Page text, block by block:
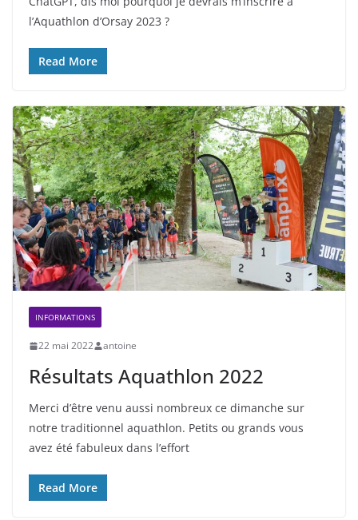
l’Aquathlon d’Orsay 2023 ?
Read More
INFORMATIONS
22 mai 2022 antoine
Résultats Aquathlon 2022
Merci d’être venu aussi nombreux ce dimanche sur
notre traditionnel aquathlon. Petits ou grands vous
avez été fabuleux dans l’effort
Read More